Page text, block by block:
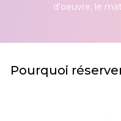
d'oeuvre, le
Pourquoi